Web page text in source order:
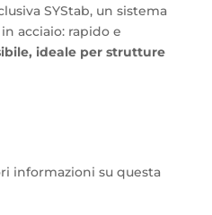
SYStab, un sistema
acciaio: rapido e
ideale per strutture
informazioni su questa